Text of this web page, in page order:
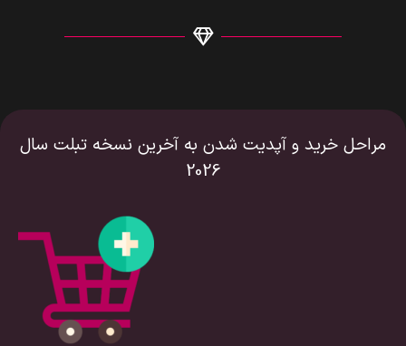
مراحل خرید و آپدیت شدن به آخرین نسخه تبلت سال
2026